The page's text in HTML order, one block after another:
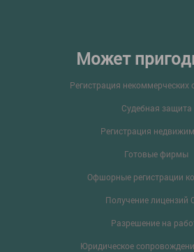
Может
Регистрация некоммерческих
Судебная защита
Регистрация
Готовые фирмы
Офшорные регистрации
Получение лицензий
Разрешение на
Юридическое